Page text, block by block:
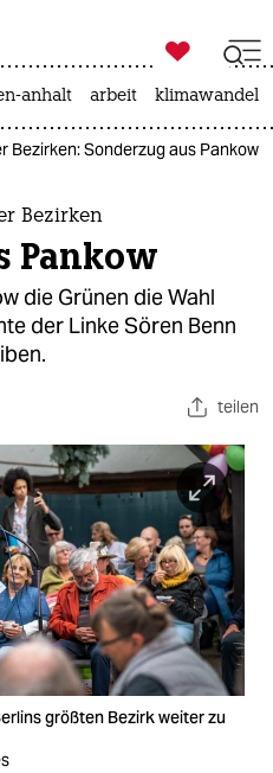
ich

taz zahl ich
anhalt arbeit klimawandel
Bezirken: Sonderzug aus Pankow
Bezirken
Pankow
die Grünen die Wahl
der Linke Sören Benn
teilen
größten Bezirk weiter zu